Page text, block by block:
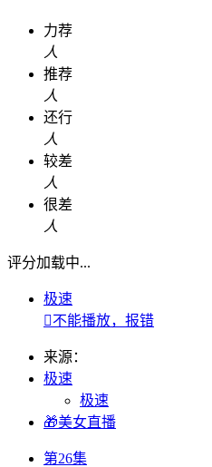
力荐
人
推荐
人
还行
人
较差
人
很差
人
评分加载中...
极速
不能播放，报错
来源：
极速
极速
🎁美女直播
第26集